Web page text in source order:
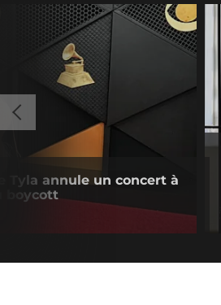
Tyla annule un concert à
boycott